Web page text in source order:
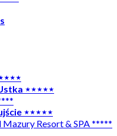
⋆⋆⋆⋆⋆
⋆⋆⋆⋆⋆
Resort & SPA *****